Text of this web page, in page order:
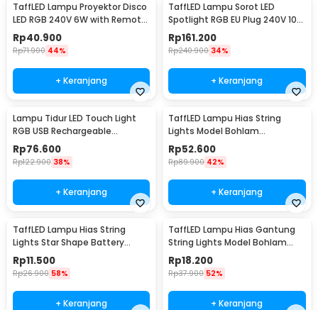
TaffLED Lampu Proyektor Disco
LED RGB 240V 6W with Remote
Control - CY-LV-RG
Rp40.900
Rp71.900 44%
+ Keranjang
TaffLED Lampu Sorot LED
Spotlight RGB EU Plug 240V 10W
- L18RG
Rp161.200
Rp240.900 34%
+ Keranjang
Lampu Tidur LED Touch Light
RGB USB Rechargeable
1500mAh 5V 3W - F8-1
Rp76.600
Rp122.900 38%
+ Keranjang
TaffLED Lampu Hias String
Lights Model Bohlam
Waterproof 20 LED 5M - PD039
Rp52.600
Rp89.900 42%
+ Keranjang
TaffLED Lampu Hias String
Lights Star Shape Battery
Power 20 LED 3M - 2G11
Rp11.500
Rp26.900 58%
+ Keranjang
TaffLED Lampu Hias Gantung
String Lights Model Bohlam
Mini Waterproof 6M - ZYD0931
Rp18.200
Rp37.900 52%
+ Keranjang